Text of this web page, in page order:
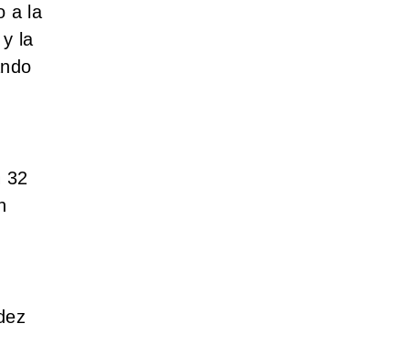
a la
la
32